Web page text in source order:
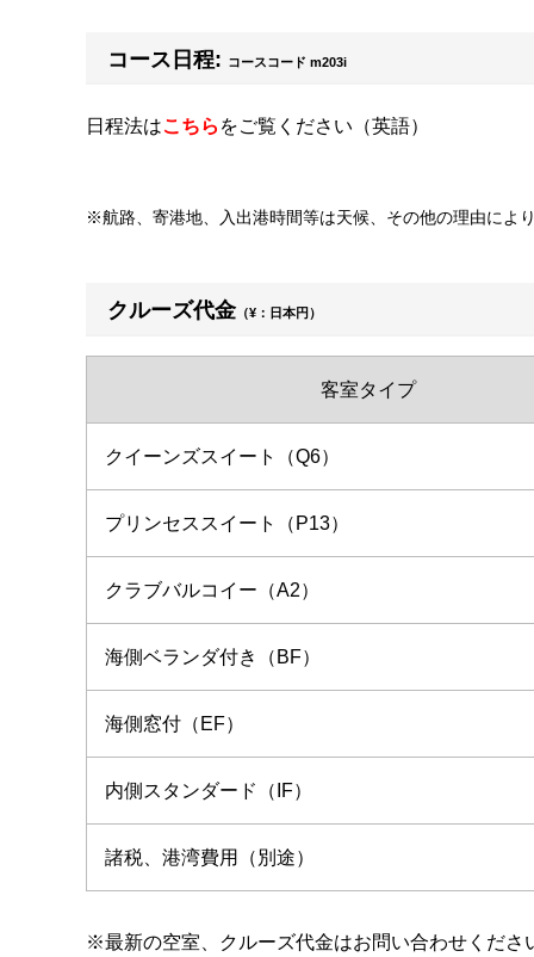
コース日程: コースコード m203i
日程法はこちら をご覧ください（英語）
※航路、寄港地、入出港時間等は天候、その他の理由によ
クルーズ代金 （¥：日本円）
客室タイプ
クイーンズスイート（Q6）
プリンセススイート（P13）
クラブバルコイー（A2）
海側ベランダ付き（BF）
海側窓付（EF）
内側スタンダード（IF）
諸税、港湾費用（別途）
※最新の空室、クルーズ代金はお問い合わせくださ